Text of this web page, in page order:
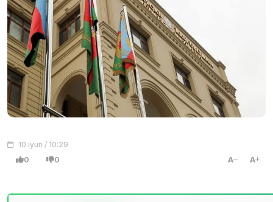
10 iyun / 10:29
0 0 A A